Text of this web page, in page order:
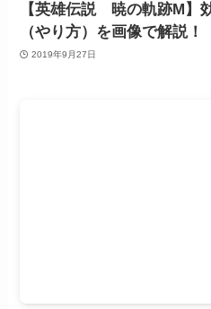
【英雄伝説 暁の軌跡M】
（やり方）を画像で解説！
2019年9月27日